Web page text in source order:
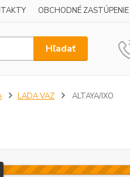
OBCHODNÉ ZASTÚPENIE
Hľadať
LADA VAZ ALTAYA/IXO